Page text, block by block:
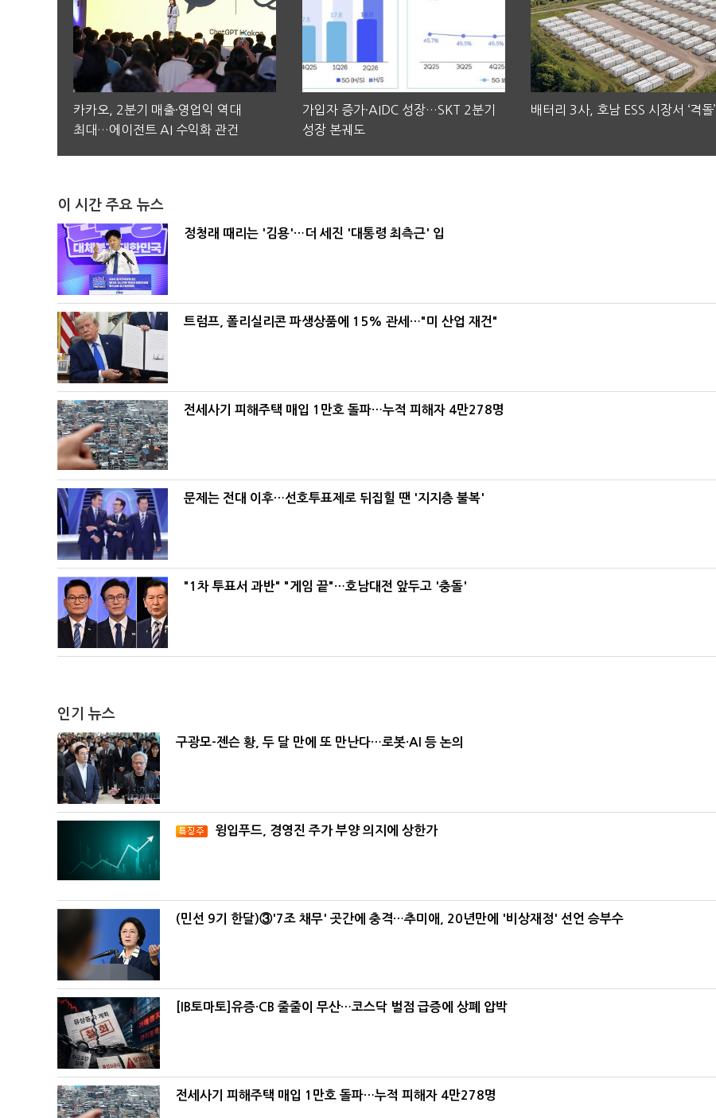
카카오, 2분기 매출·영업익 역대
최대…에이전트 AI 수익화 관건
가입자 증가·AIDC 성장…SKT 2분기
성장 본궤도
배터리 3사, 호남 ESS 시장서 ‘격돌’
이 시간 주요 뉴스
정청래 때리는 '김용'…더 세진 '대통령 최측근' 입
트럼프, 폴리실리콘 파생상품에 15% 관세…"미 산업 재건"
전세사기 피해주택 매입 1만호 돌파…누적 피해자 4만278명
문제는 전대 이후…선호투표제로 뒤집힐 땐 '지지층 불복'
"1차 투표서 과반" "게임 끝"…호남대전 앞두고 '충돌'
인기 뉴스
구광모-젠슨 황, 두 달 만에 또 만난다…로봇·AI 등 논의
윙입푸드, 경영진 주가 부양 의지에 상한가
(민선 9기 한달)③'7조 채무' 곳간에 충격…추미애, 20년만에 '비상재정' 선언 승부수
[IB토마토]유증·CB 줄줄이 무산…코스닥 벌점 급증에 상폐 압박
전세사기 피해주택 매입 1만호 돌파…누적 피해자 4만278명